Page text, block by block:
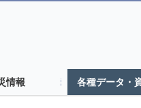
情報 各種データ・